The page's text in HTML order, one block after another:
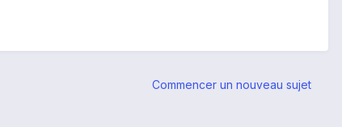
Commencer un nouveau sujet